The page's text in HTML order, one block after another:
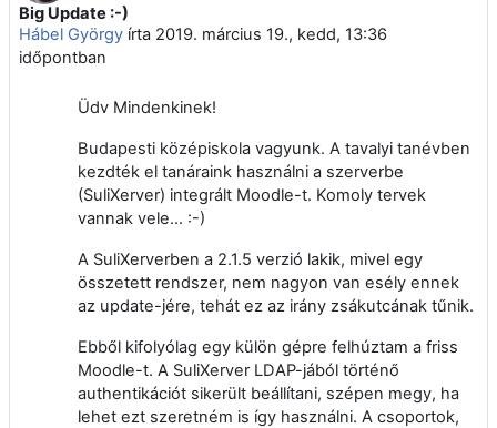
Big Update :-)
Hábel György írta 2019. március 19., kedd, 13:36
időpontban
Válaszok szám: 2
Üdv Mindenkinek!
Budapesti középiskola vagyunk. A tavalyi tanévben
kezdték el tanáraink használni a szerverbe
(SuliXerver) integrált Moodle-t. Komoly tervek
vannak vele... :-)
A SuliXerverben a 2.1.5 verzió lakik, mivel egy
összetett rendszer, nem nagyon van esély ennek
az update-jére, tehát ez az irány zsákutcának tűnik.
Ebből kifolyólag egy külön gépre felhúztam a friss
Moodle-t. A SuliXerver LDAP-jából történő
authentikációt sikerült beállítani, szépen megy, ha
lehet ezt szeretném is így használni. A csoportok,